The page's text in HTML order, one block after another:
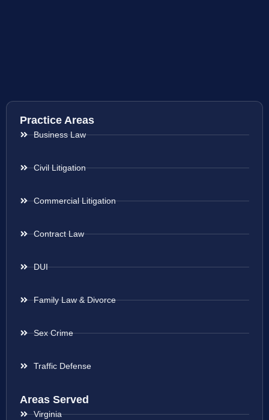
Practice Areas
Business Law
Civil Litigation
Commercial Litigation
Contract Law
DUI
Family Law & Divorce
Sex Crime
Traffic Defense
Areas Served
Virginia